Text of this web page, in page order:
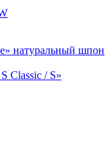
натуральный шпон
Classic / S»